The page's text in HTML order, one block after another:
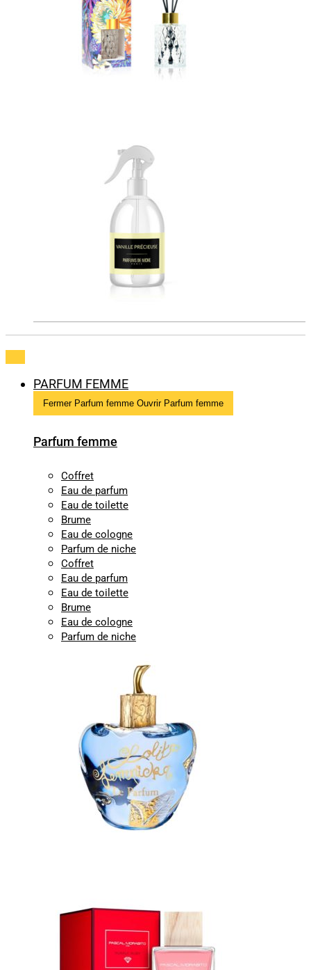
PARFUM FEMME
Fermer Parfum femme Ouvrir Parfum femme
Parfum femme
Coffret
Eau de parfum
Eau de toilette
Brume
Eau de cologne
Parfum de niche
Coffret
Eau de parfum
Eau de toilette
Brume
Eau de cologne
Parfum de niche